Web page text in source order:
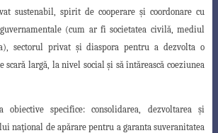
sustenabil, spirit de cooperare şi coordonare cu
(cum ar fi societatea civilă, mediul
sectorul privat şi diaspora pentru a dezvolta o
scară largă, la nivel social şi să întărească coeziunea
obiective specifice: consolidarea, dezvoltarea şi
naţional de apărare pentru a garanta suveranitatea